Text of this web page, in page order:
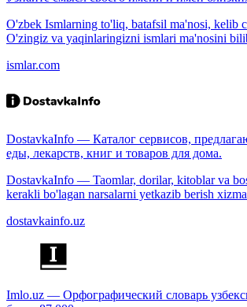
O'zbek Ismlarning to'liq, batafsil ma'nosi, kelib
O'zingiz va yaqinlaringizni ismlari ma'nosini
ismlar.com
DostavkaInfo — Каталог сервисов,
еды, лекарств, книг и товаров для дома.
DostavkaInfo — Taomlar, dorilar, kitoblar va
kerakli bo'lagan narsalarni yetkazib berish
dostavkainfo.uz
Imlo.uz — Орфографический словарь